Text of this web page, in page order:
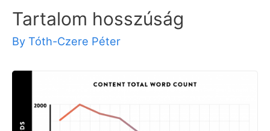
Tartalom hosszúság
By Tóth-Czere Péter